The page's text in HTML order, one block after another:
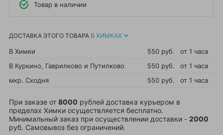
Товар в наличии
ДОСТАВКА ЭТОГО ТОВАРА В ХИМКАХ
В Химки 550 руб.
от 1 часа
В Куркино, Гаврилково и Путилково
550 руб.
от 1 часа
мкр. Сходня
550 руб. от 1 часа
При заказе от 8000 рублей доставка курьером в
пределах Химки осуществляется бесплатно.
Минимальный заказ при осуществлении доставки - 2000
руб. Самовывоз без ограничений.